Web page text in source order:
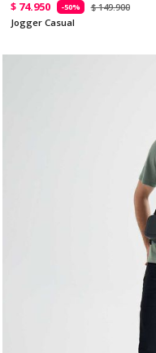
$ 74.950 -50%
$ 149.900
Jogger Casual